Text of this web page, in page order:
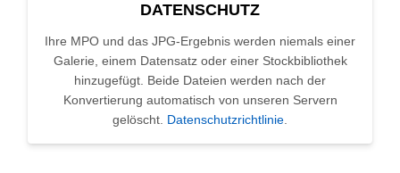
DATENSCHUTZ
Ihre MPO und das JPG-Ergebnis werden niemals einer
Galerie, einem Datensatz oder einer Stockbibliothek
hinzugefügt. Beide Dateien werden nach der
Konvertierung automatisch von unseren Servern
gelöscht. Datenschutzrichtlinie.